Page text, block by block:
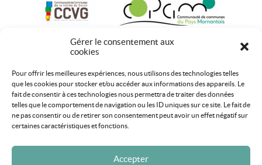
Gérer le consentement aux
cookies
Pour offrir les meilleures expériences, nous utilisons des technologies telles
que les cookies pour stocker et/ou accéder aux informations des appareils. Le
fait de consentir à ces technologies nous permettra de traiter des données
telles que le comportement de navigation ou les ID uniques sur ce site. Le fait de
ne pas consentir ou de retirer son consentement peut avoir un effet négatif sur
certaines caractéristiques et fonctions.
Accepter